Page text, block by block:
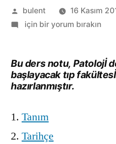
Gönderen:
bulent
16 Kasım
Patolojiye
Notu)
için bir yorum bırakın
Bu ders notu, Patolojİ
başlayacak tıp
hazırlanmıştır.
Tanım
Tarihçe